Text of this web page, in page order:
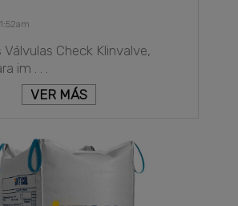
Válvulas Check Klinvalve,
im . . .
VER MÁS